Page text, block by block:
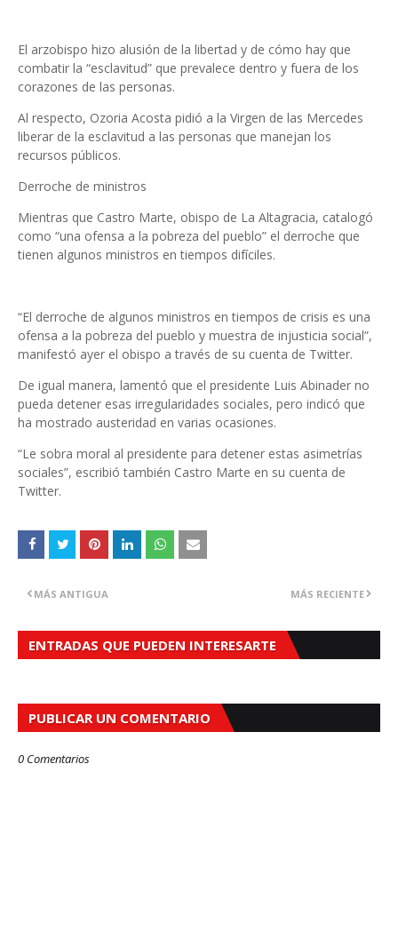
El arzobispo hizo alusión de la libertad y de cómo hay que
combatir la “esclavi­tud” que prevalece dentro y fuera de los
corazones de las personas.
Al respecto, Ozoria Acos­ta pidió a la Virgen de las Mercedes
liberar de la es­clavitud a las personas que manejan los
recursos públicos.
Derroche de ministros
Mientras que Castro Mar­te, obispo de La Altagracia, catalogó
como “una ofensa a la pobreza del pueblo” el derroche que
tienen algu­nos ministros en tiempos difíciles.
“El derroche de algunos mi­nistros en tiempos de crisis es una
ofensa a la pobre­za del pueblo y muestra de injusticia social”,
manifestó ayer el obispo a través de su cuenta de Twitter.
De igual manera, lamentó que el presidente Luis Abi­nader no
pueda detener esas irregularidades socia­les, pero indicó que
ha mos­trado austeridad en varias ocasiones.
“Le sobra moral al presiden­te para detener estas asi­metrías
sociales”, escribió también Castro Marte en su cuenta de
Twitter.
MÁS RECIENTE
MÁS ANTIGUA
ENTRADAS QUE PUEDEN INTERESARTE
PUBLICAR UN COMENTARIO
0 Comentarios